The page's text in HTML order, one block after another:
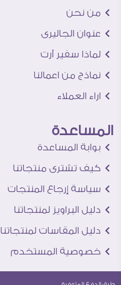
من نحن
عنوان الجاليرى
لماذا سفير آرت
نماذج من اعمالنا
اراء العملاء
المساعدة
بوابة المساعدة
كيف تشترى منتجاتنا
سياسة إرجاع المنتجات
دليل البراويز لمنتجاتنا
دليل المقاسات لمنتجاتنا
خصوصية المستخدم